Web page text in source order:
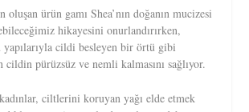
oluşan ürün gamı Shea’nın doğanın mucizesi
hikayesini onurlandırırken,
cildi besleyen bir örtü gibi
cildin pürüzsüz ve nemli kalmasını sağlıyor.
ciltlerini koruyan yağı elde etmek